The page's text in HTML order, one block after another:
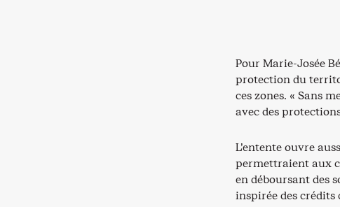
Pour Marie-Josée
protection du
ces zones. « Sans
avec des
L’entente ouvre
permettraient aux
en déboursant des
inspirée des